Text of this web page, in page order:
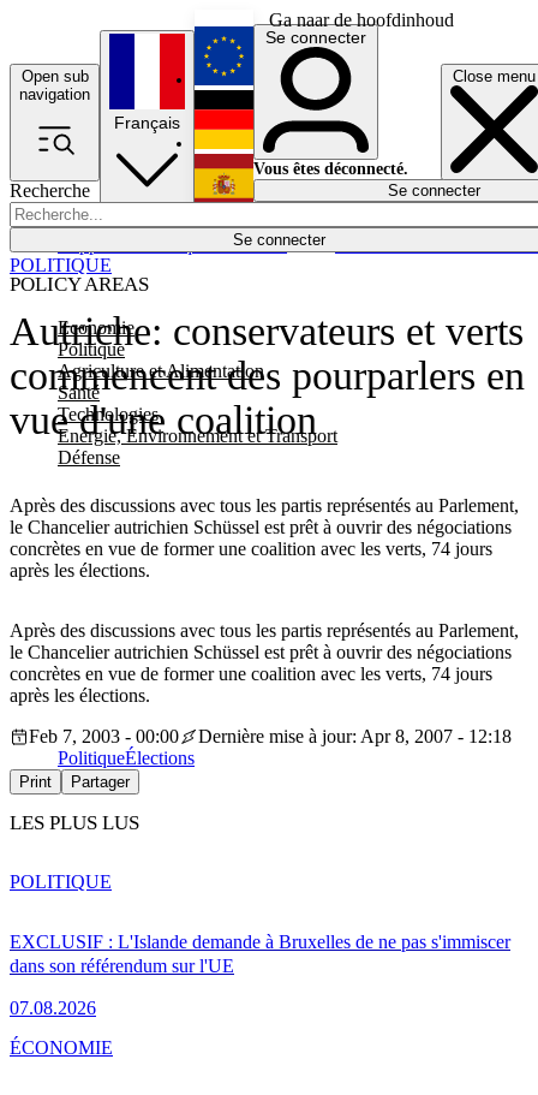
Ga naar de hoofdinhoud
Open sub
navigation
Close menu
Recherche
Se connecter
POLICY AREAS
Economie
Politique
Agriculture et Alimentation
Santé
Technologies
Energie, Environnement et Transport
Défense
Économie
Français
English
Deutsch
Español
Se connecter
Vous êtes déconnecté.
Se connecter
Autriche: conservateurs et verts
commencent des pourparlers en
vue d'une coalition
Après des discussions avec tous les partis représentés au Parlement,
le Chancelier autrichien Schüssel est prêt à ouvrir des négociations
concrètes en vue de former une coalition avec les verts, 74 jours
après les élections.
POLITIQUE
Après des discussions avec tous les partis représentés au Parlement,
le Chancelier autrichien Schüssel est prêt à ouvrir des négociations
concrètes en vue de former une coalition avec les verts, 74 jours
après les élections.
Feb 7, 2003 - 00:00
Dernière mise à jour: Apr 8, 2007 - 12:18
PolitiqueÉlections
Print Partager
LES PLUS LUS
EXCLUSIF : L'Islande demande à Bruxelles de ne pas s'immiscer
dans son référendum sur l'UE
07.08.2026
POLITIQUE
ÉCONOMIE